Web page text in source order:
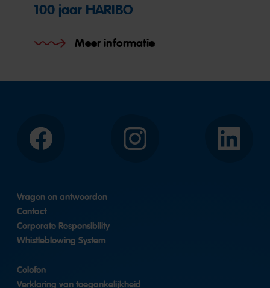
100 jaar HARIBO
Meer informatie
Facebook Instagram LinkedIn
Vragen en antwoorden
Contact
Corporate Responsibility
Whistleblowing System
Colofon
Verklaring van toegankelijkheid